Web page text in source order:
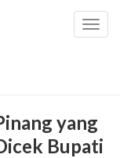
yang
Bupati